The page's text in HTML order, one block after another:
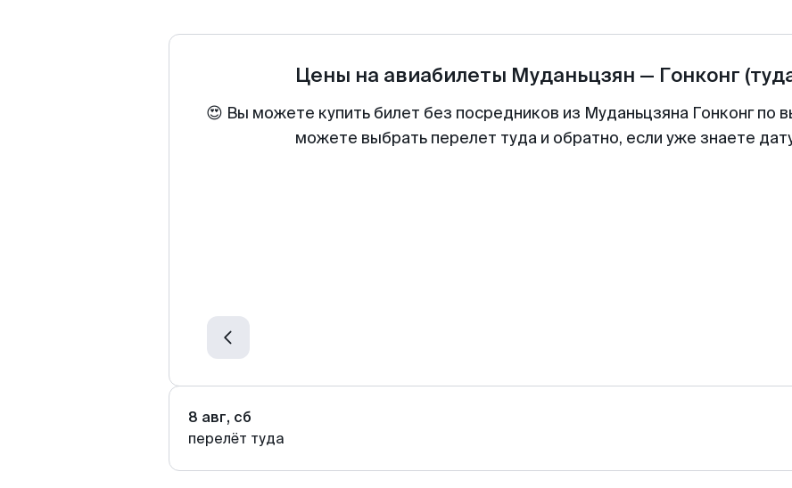
Цены на авиабилеты Муданьцзян — Гонконг
😍 Вы можете купить билет без посредников из Муданьцзяна Гонконг по
можете выбрать перелет туда и обратно, если уже знаете
8 авг, сб
перелёт туда